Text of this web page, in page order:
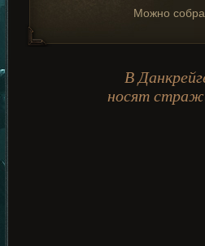
Можно
В
носят